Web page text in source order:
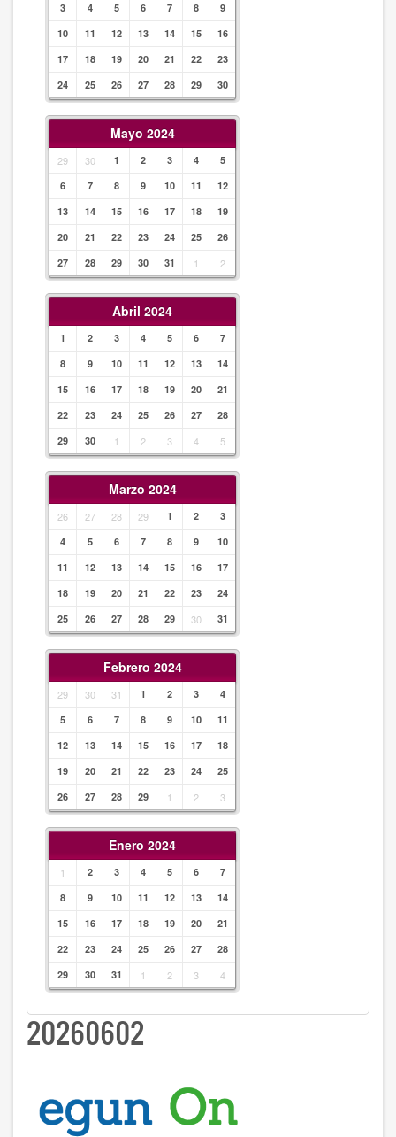
3
4 5 6 7 8
9
10
11 12 13 14 15
16
17
18 19 20 21 22
23
24
25 26 27 28 29 30
Mayo 2024
29 30 1 2 3 4
5
6
7 8 9 10 11
12
13
14 15 16 17 18
19
20
21 22 23 24 25
26
27
28 29 30 31 1 2
Abril 2024
1 2 3 4 5 6
7
8
9 10 11 12 13
14
15
16 17 18 19 20
21
22
23 24 25 26 27
28
29
30 1 2 3 4 5
Marzo 2024
26 27 28 29 1 2
3
4
5 6 7 8 9
10
11
12 13 14 15 16
17
18
19 20 21 22 23
24
25
26 27 28 29 30 31
Febrero 2024
29 30 31 1 2 3
4
5
6 7 8 9 10
11
12
13 14 15 16 17
18
19
20 21 22 23 24
25
26
27 28 29 1 2 3
Enero 2024
1 2 3 4 5 6
7
8
9 10 11 12 13
14
15
16 17 18 19 20
21
22
23 24 25 26 27
28
29
30 31 1 2 3 4
20260602